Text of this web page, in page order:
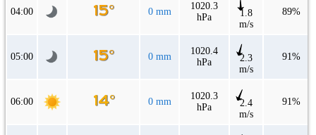
04:00 0 mm
1020.3
hPa
1.8
m/s
89%
05:00 0 mm
1020.4
hPa
2.3
m/s
91%
06:00 0 mm
1020.3
hPa
2.4
m/s
91%